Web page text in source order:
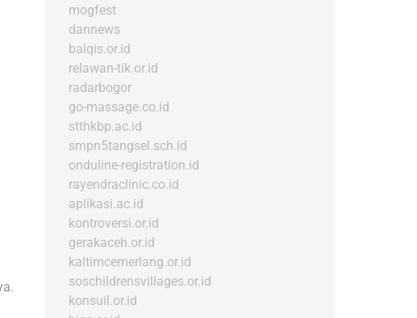
mogfest
dannews
balqis.or.id
relawan-tik.or.id
radarbogor
go-massage.co.id
stthkbp.ac.id
smpn5tangsel.sch.id
onduline-registration.id
rayendraclinic.co.id
aplikasi.ac.id
kontroversi.or.id
gerakaceh.or.id
kaltimcemerlang.or.id
soschildrensvillages.or.id
konsuil.or.id